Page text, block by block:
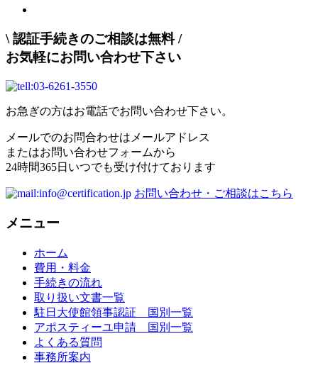
\ 認証手続きのご相談は無料/
お気軽にお問い合わせ下さい
お急ぎの方はお電話でお問い合わせ下さい。
メールでのお問合わせはメールアドレス
またはお問い合わせフォームから
24時間365日いつでも受け付けております
お問い合わせ・ご相談はこちら
メニュー
ホーム
費用・料金
手続きの流れ
取り扱い文書一覧
駐日大使館領事認証 国別一覧
アポスティーユ申請 国別一覧
よくある質問
事務所案内